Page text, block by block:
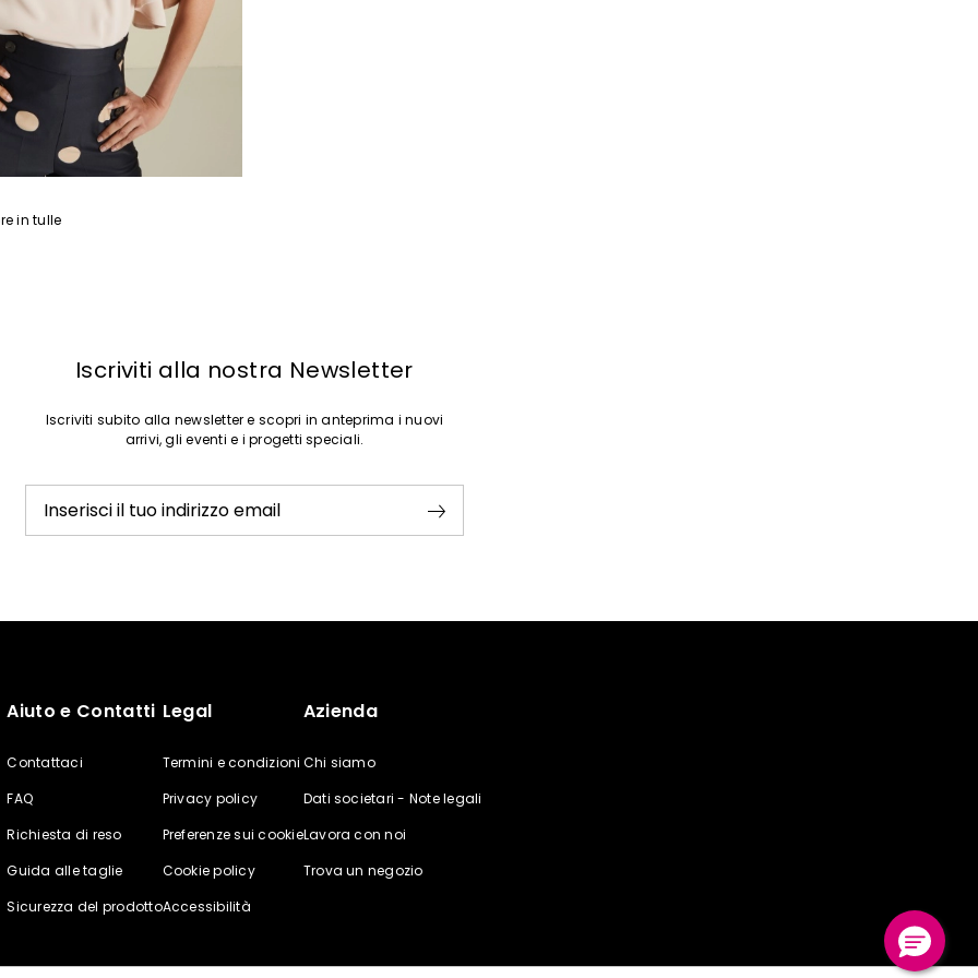
in tulle
Iscriviti alla nostra Newsletter
Iscriviti subito alla newsletter e scopri in anteprima i nuovi
arrivi, gli eventi e i progetti speciali.
Inserisci il tuo indirizzo email
Aiuto e Contatti
Contattaci
FAQ
Richiesta di reso
Guida alle taglie
Sicurezza del prodotto
Legal
Termini e condizioni
Privacy policy
Preferenze sui cookie
Cookie policy
Accessibilità
Azienda
Chi siamo
Dati societari - Note legali
Lavora con noi
Trova un negozio